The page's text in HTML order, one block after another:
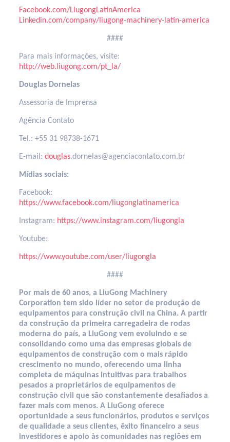
Facebook.com/LiugongLatinAmerica
Linkedin.com/company/liugong-machinery-latin-america
####
Para mais informações, visite:
http://web.liugong.com/pt_la/
Douglas Dornelas
Assessoria de Imprensa
Agência Contato
Tel.: +55 31 98738-1671
E-mail: douglas.dornelas@agenciacontato.com.br
Mídias sociais:
Facebook:
https://www.facebook.com/liugonglatinamerica
Instagram: https://www.instagram.com/liugongla
Youtube:
https://www.youtube.com/user/liugongla
####
Por mais de 60 anos, a LiuGong Machinery
Corporation tem sido líder no setor de produção de
equipamentos para construção civil na China. A partir
da construção da primeira carregadeira de rodas
moderna do país, a LiuGong vem evoluindo e se
consolidando como uma das empresas globais de
equipamentos de construção com o mais rápido
crescimento no mundo, oferecendo uma linha
completa de máquinas intuitivas para trabalhos
pesados a proprietários de equipamentos de
construção civil que são constantemente desafiados a
fazer mais com menos. A LiuGong oferece
oportunidade a seus funcionários, produtos e serviços
de qualidade a seus clientes, êxito financeiro a seus
investidores e apoio às comunidades nas regiões em